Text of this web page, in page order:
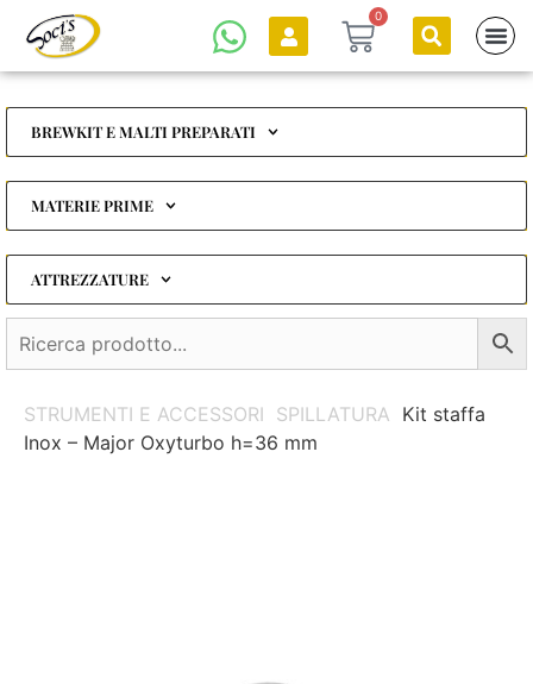
0
BREWKIT E MALTI PREPARATI
MATERIE PRIME
ATTREZZATURE
STRUMENTI E ACCESSORI SPILLATURA Kit staffa
Inox – Major Oxyturbo h=36 mm